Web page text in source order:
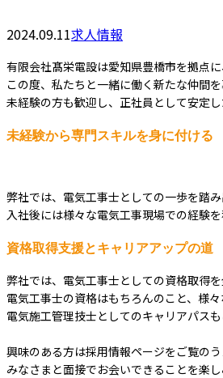
2024.09.11求人情報
有限会社髙栄電設は愛知県豊橋市を拠点
この度、私たちと一緒に働く新たな仲間を
未経験の方も歓迎し、正社員として安定
未経験から専門スキルを身に付ける
弊社では、電気工事士としての一歩を踏
入社後には様々な電気工事現場での経験
資格取得支援とキャリアアップの道
弊社では、電気工事士としての資格取得
電気工事士の資格はもちろんのこと、様
電気施工管理技士としてのキャリアパス
興味のある方は採用情報ページをご覧の
みなさまと面接でお会いできることを楽し